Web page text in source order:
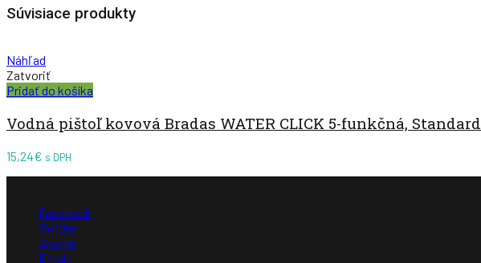
Súvisiace produkty
Náhľad
Zatvoriť
Pridať do košíka
Vodná pištoľ kovová Bradas WATER CLICK 5-funkčná, Standard
15,24€ s DPH
Facebook
Twitter
Google
Email